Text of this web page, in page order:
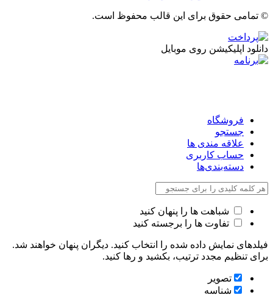
© تمامی حقوق برای این قالب محفوظ است.
دانلود اپلیکیشن روی موبایل
فروشگاه
جستجو
علاقه مندی ها
حساب کاربری
دسته‌بندی‌ها
شباهت ها را پنهان کنید
تفاوت ها را برجسته کنید
فیلدهای نمایش داده شده را انتخاب کنید. دیگران پنهان خواهند شد.
برای تنظیم مجدد ترتیب، بکشید و رها کنید.
تصویر
شناسه